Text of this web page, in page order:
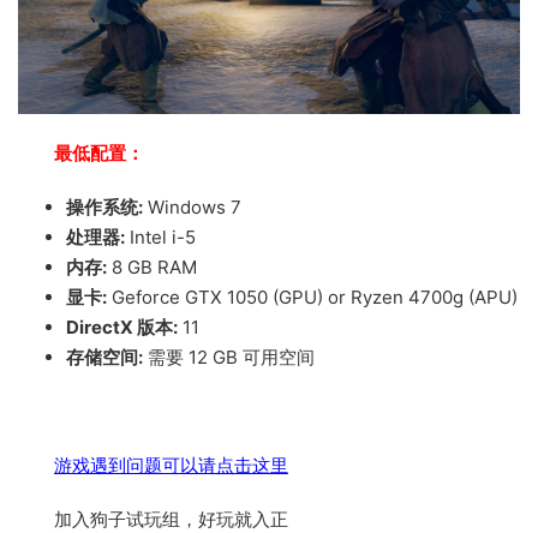
最低配置：
操作系统: Windows 7
处理器: Intel i-5
内存: 8 GB RAM
显卡: Geforce GTX 1050 (GPU) or Ryzen 4700g (APU)
DirectX 版本: 11
存储空间: 需要 12 GB 可用空间
游戏遇到问题可以请点击这里
加入狗子试玩组，好玩就入正